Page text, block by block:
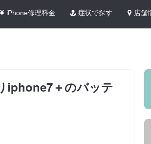
iPhone修理料金 症状で探す 店舗
iphone7＋のバッテ